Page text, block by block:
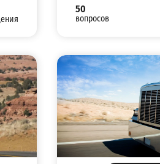
50
вопросов